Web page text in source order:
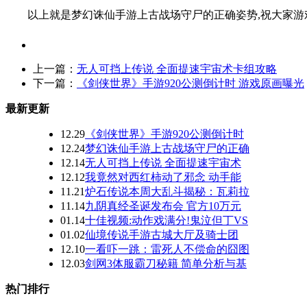
以上就是梦幻诛仙手游上古战场守尸的正确姿势,祝大家
上一篇： 无人可挡上传说 全面提速宇宙术卡组攻略
下一篇：
《剑侠世界》手游920公测倒计时 游戏原画曝光
最新更新
12.29 《剑侠世界》手游920公测倒计时
12.24梦幻诛仙手游上古战场守尸的正确
12.14无人可挡上传说 全面提速宇宙术
12.12我竟然对西红柿动了邪念 动手能
11.21炉石传说本周大乱斗揭秘：瓦莉拉
11.14九阴真经圣诞发布会 官方10万元
01.14十佳视频:动作戏满分!鬼泣但丁VS
01.02仙境传说手游古城大厅及骑士团
12.10一看吓一跳：雷死人不偿命的囧图
12.03剑网3体服霸刀秘籍 简单分析与基
热门排行